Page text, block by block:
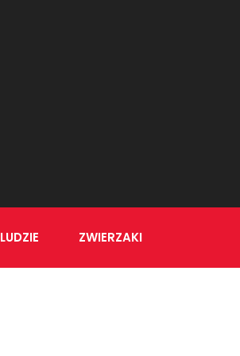
LUDZIE ZWIERZAKI